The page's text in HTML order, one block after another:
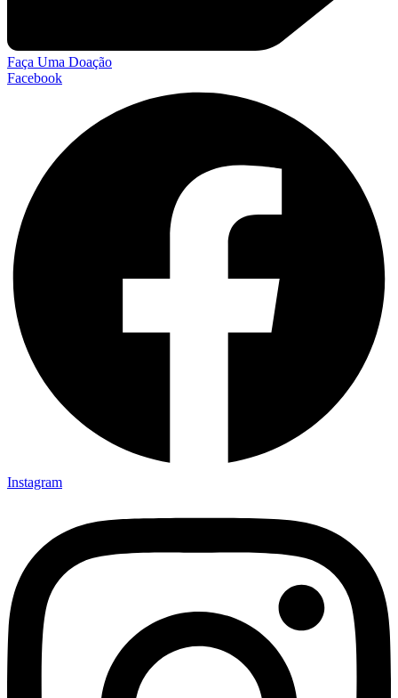
Faça Uma Doação
Facebook
Instagram